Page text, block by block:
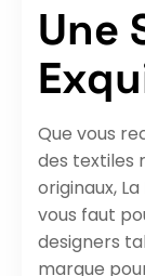
Une
Que vous
des textiles
originaux,
vous faut
designers
marque